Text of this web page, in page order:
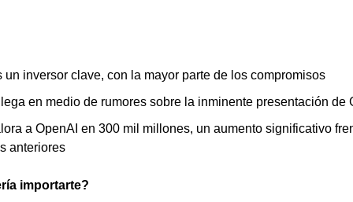
un inversor clave, con la mayor parte de los compromisos
en medio de rumores sobre la inminente presentación de
a OpenAI en 300 mil millones, un aumento significativo
anteriores
importarte?